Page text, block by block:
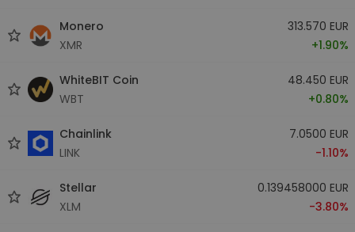
Monero
XMR
313.570 EUR
+1.90%
WhiteBIT Coin
WBT
48.450 EUR
+0.80%
Chainlink
LINK
7.0500 EUR
-1.10%
Stellar
XLM
0.139458000 EUR
-3.80%